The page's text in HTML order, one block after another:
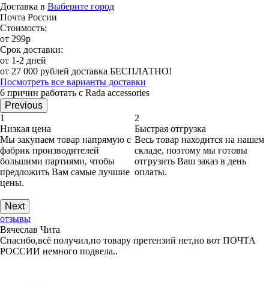
Доставка в Выберите город
Почта России
Стоимость:
от 299р
Срок доставки:
от 1-2 дней
от 27 000 рублей доставка БЕСПЛАТНО!
Посмотреть все варианты доставки
6 причин работать с Rada accessories
Previous
1
Низкая цена
Мы закупаем товар напрямую с
фабрик производителей
большими партиями, чтобы
предложить Вам самые лучшие
цены.
2
Быстрая отгрузка
Весь товар находится на нашем
складе, поэтому мы готовы
отгрузить Ваш заказ в день
оплаты.
Next
отзывы
Вячеслав Чита
Спасибо,всё получил,по товару претензий нет,но вот ПОЧТА
РОССИИ немного подвела..